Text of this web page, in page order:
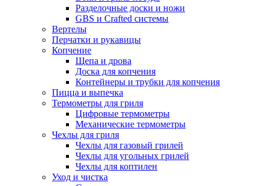
Разделочные доски и ножи
GBS и Crafted системы
Вертелы
Перчатки и рукавицы
Копчение
Щепа и дрова
Доска для копчения
Контейнеры и трубки для копчения
Пицца и выпечка
Термометры для гриля
Цифровые термометры
Механические термометры
Чехлы для гриля
Чехлы для газовый грилей
Чехлы для угольных грилей
Чехлы для коптилен
Уход и чистка